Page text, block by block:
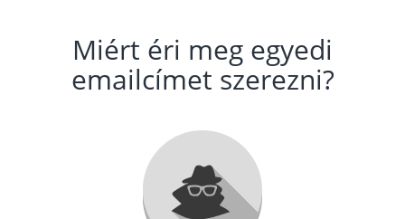
Miért éri meg egyedi
emailcímet szerezni?